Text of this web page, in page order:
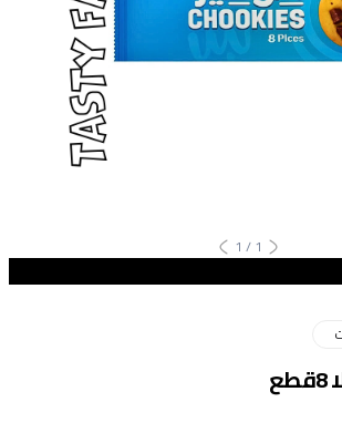
1
/
1